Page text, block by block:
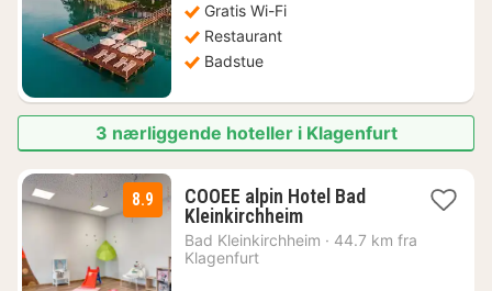
Gratis Wi-Fi
Restaurant
Badstue
3 nærliggende hoteller i Klagenfurt
8.9
COOEE alpin Hotel Bad
Kleinkirchheim1
natt
Bad Kleinkirchheim · 44.7 km fra
Klagenfurt